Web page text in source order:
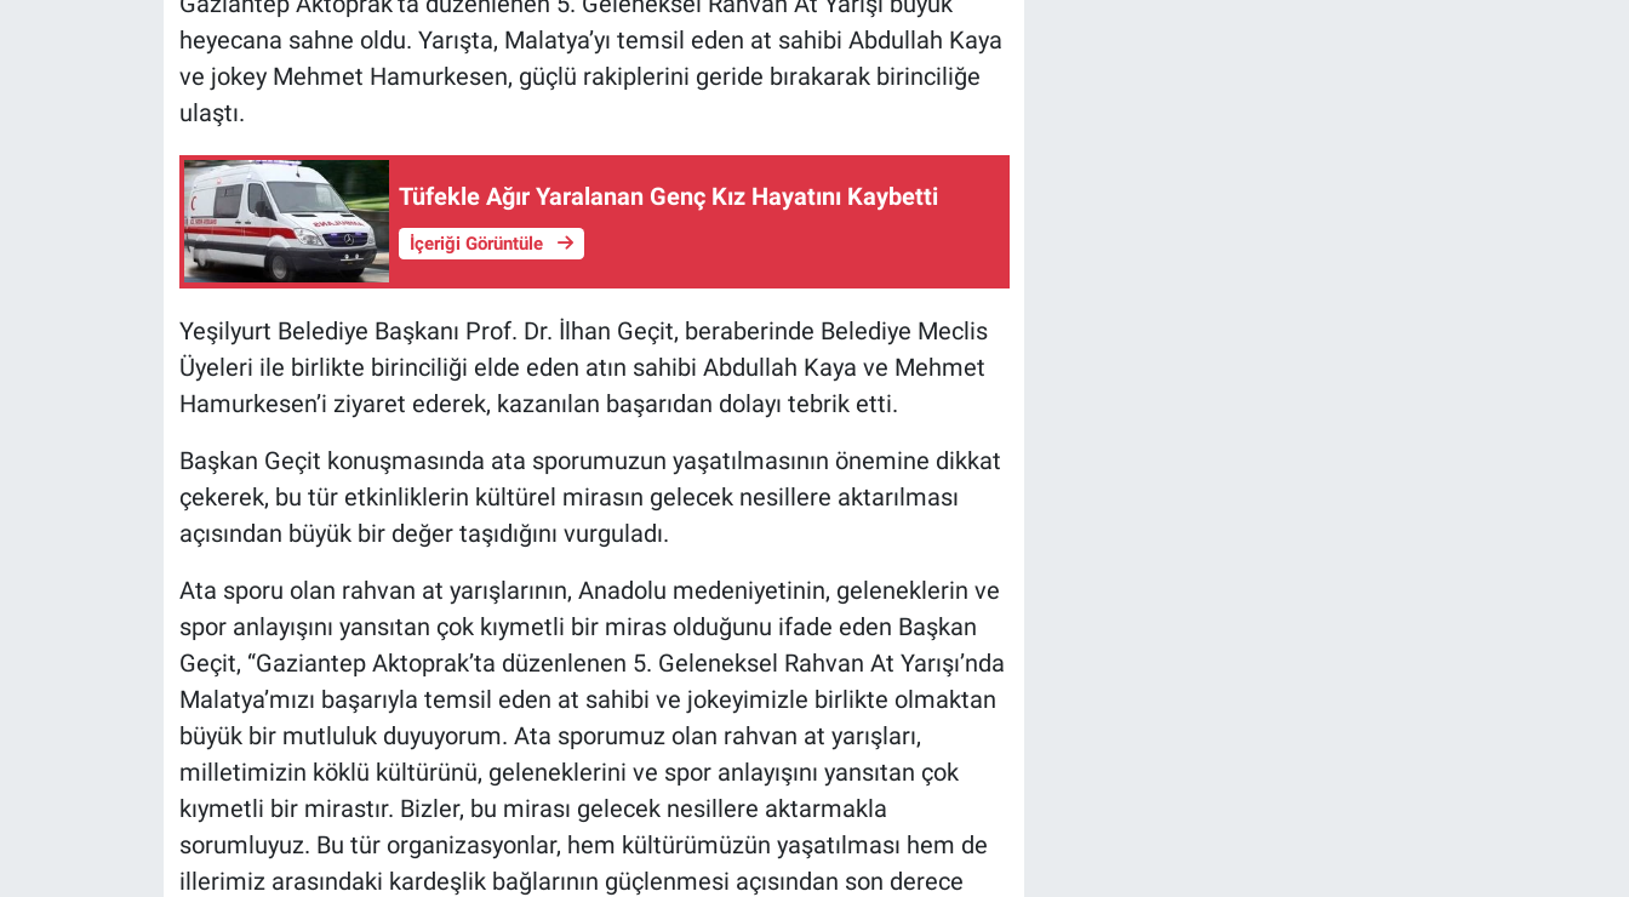
heyecana sahne oldu. Yarışta, Malatya’yı temsil eden at sahibi Abdullah Kaya
ve jokey Mehmet Hamurkesen, güçlü rakiplerini geride bırakarak birinciliğe
ulaştı.
Tüfekle Ağır Yaralanan Genç Kız Hayatını Kaybetti
İçeriği Görüntüle
Yeşilyurt Belediye Başkanı Prof. Dr. İlhan Geçit, beraberinde Belediye Meclis
Üyeleri ile birlikte birinciliği elde eden atın sahibi Abdullah Kaya ve Mehmet
Hamurkesen’i ziyaret ederek, kazanılan başarıdan dolayı tebrik etti.
Başkan Geçit konuşmasında ata sporumuzun yaşatılmasının önemine dikkat
çekerek, bu tür etkinliklerin kültürel mirasın gelecek nesillere aktarılması
açısından büyük bir değer taşıdığını vurguladı.
Ata sporu olan rahvan at yarışlarının, Anadolu medeniyetinin, geleneklerin ve
spor anlayışını yansıtan çok kıymetli bir miras olduğunu ifade eden Başkan
Geçit, “Gaziantep Aktoprak’ta düzenlenen 5. Geleneksel Rahvan At Yarışı’nda
Malatya’mızı başarıyla temsil eden at sahibi ve jokeyimizle birlikte olmaktan
büyük bir mutluluk duyuyorum. Ata sporumuz olan rahvan at yarışları,
milletimizin köklü kültürünü, geleneklerini ve spor anlayışını yansıtan çok
kıymetli bir mirastır. Bizler, bu mirası gelecek nesillere aktarmakla
sorumluyuz. Bu tür organizasyonlar, hem kültürümüzün yaşatılması hem de
illerimiz arasındaki kardeşlik bağlarının güçlenmesi açısından son derece